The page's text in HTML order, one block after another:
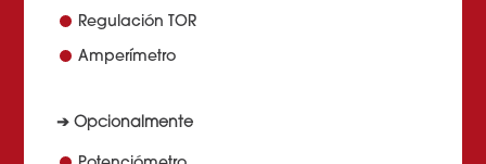
Regulación TOR
Amperímetro
➔ Opcionalmente